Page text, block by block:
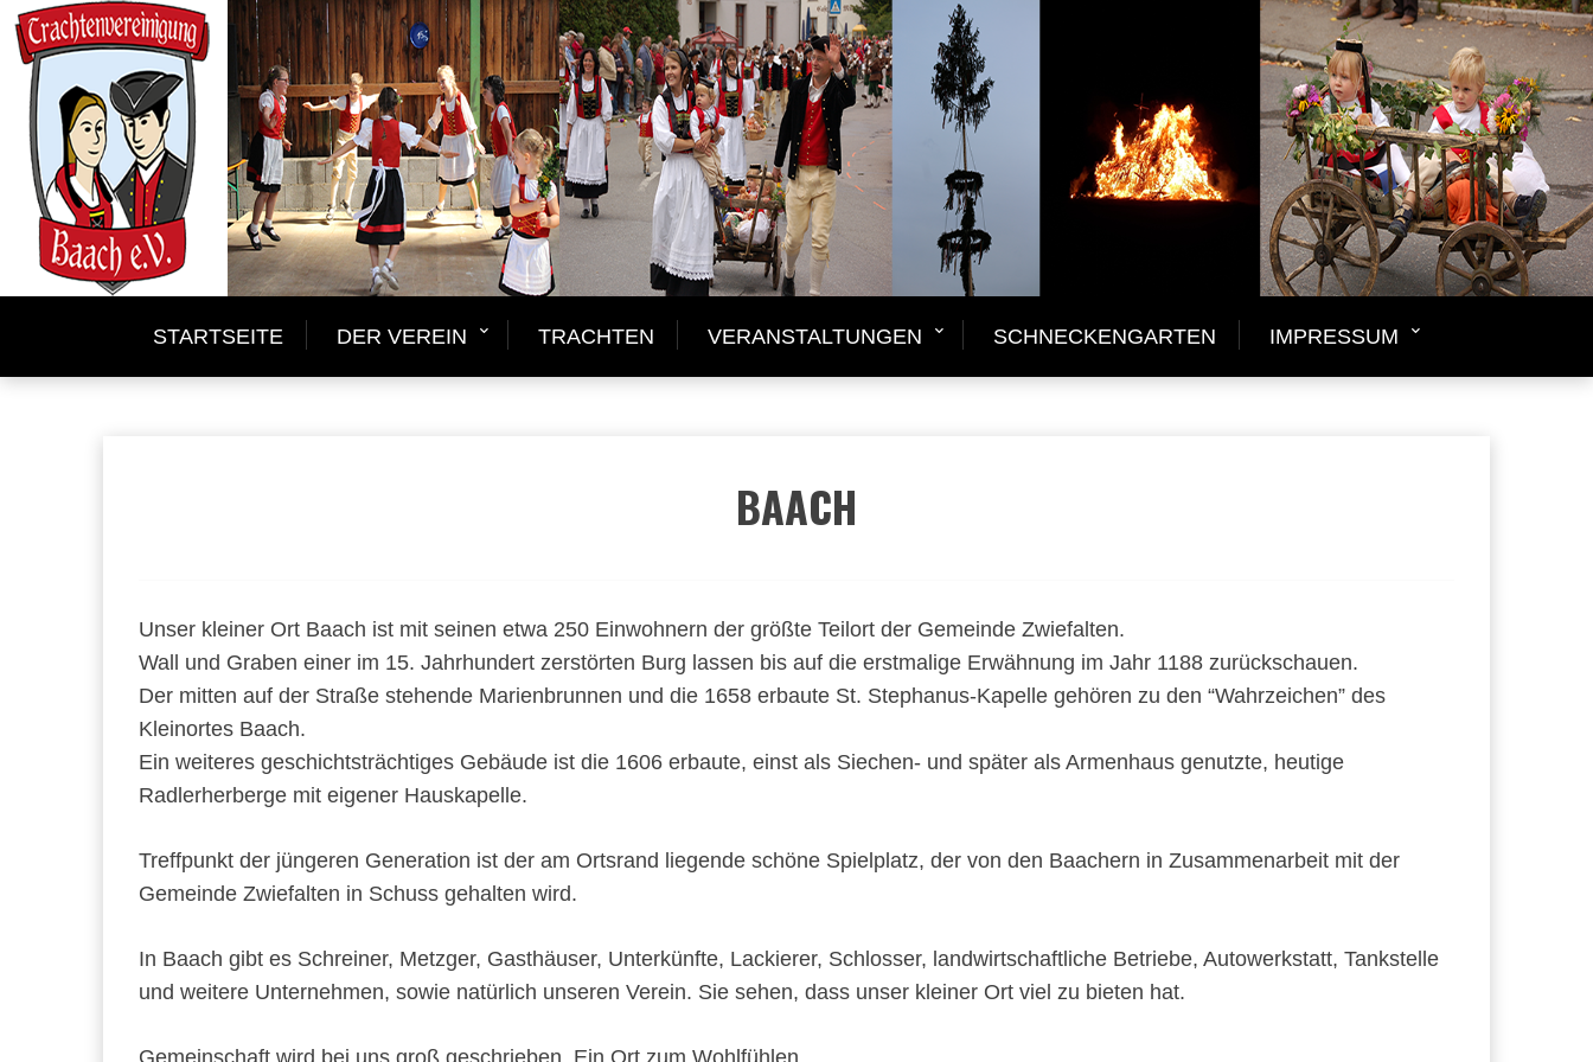
Skip
contentTRACHTENVEREINIGUNG BAACH E.V.
STARTSEITE DER VEREIN TRACHTEN VERANSTALTUNGEN SCHNECKENGARTEN IMPRESSUM
BAACH
Unser kleiner Ort Baach ist mit seinen etwa 250 Einwohnern der größte Teilort der Gemeinde Zwiefalten.
Wall und Graben einer im 15. Jahrhundert zerstörten Burg lassen bis auf die erstmalige Erwähnung im Jahr 1188 zurückschauen.
Der mitten auf der Straße stehende Marienbrunnen und die 1658 erbaute St. Stephanus-Kapelle gehören zu den “Wahrzeichen” des
Kleinortes Baach.
Ein weiteres geschichtsträchtiges Gebäude ist die 1606 erbaute, einst als Siechen- und später als Armenhaus genutzte, heutige
Radlerherberge mit eigener Hauskapelle.
Treffpunkt der jüngeren Generation ist der am Ortsrand liegende schöne Spielplatz, der von den Baachern in Zusammenarbeit mit der
Gemeinde Zwiefalten in Schuss gehalten wird.
In Baach gibt es Schreiner, Metzger, Gasthäuser, Unterkünfte, Lackierer, Schlosser, landwirtschaftliche Betriebe, Autowerkstatt, Tankstelle
und weitere Unternehmen, sowie natürlich unseren Verein. Sie sehen, dass unser kleiner Ort viel zu bieten hat.